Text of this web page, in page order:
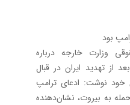
بود
وزارت خارجه درباره
از تهدید ایران در قبال
نوشت: ادعای ترامپ
به بیروت، نشان‌دهنده